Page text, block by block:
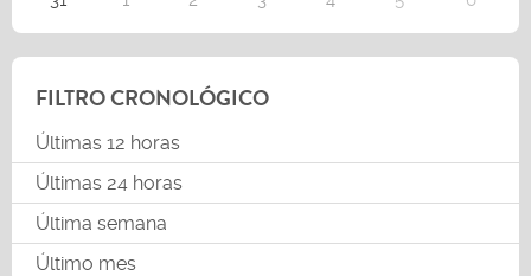
FILTRO CRONOLÓGICO
Últimas 12 horas
Últimas 24 horas
Última semana
Último mes